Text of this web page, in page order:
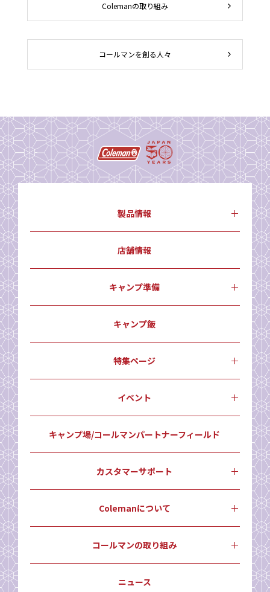
Colemanの取り組み
コールマンを創る人々
製品情報
店舗情報
キャンプ準備
キャンプ飯
特集ページ
イベント
キャンプ場/コールマンパートナーフィールド
カスタマーサポート
Colemanについて
コールマンの取り組み
ニュース